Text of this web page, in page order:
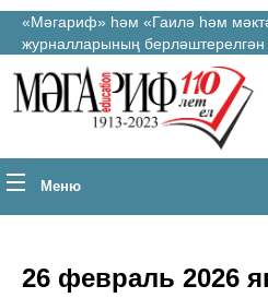
«Мәгариф» һәм «Гаилә һәм
журналларының берләштерелгән
Меню
26 февраль 2026